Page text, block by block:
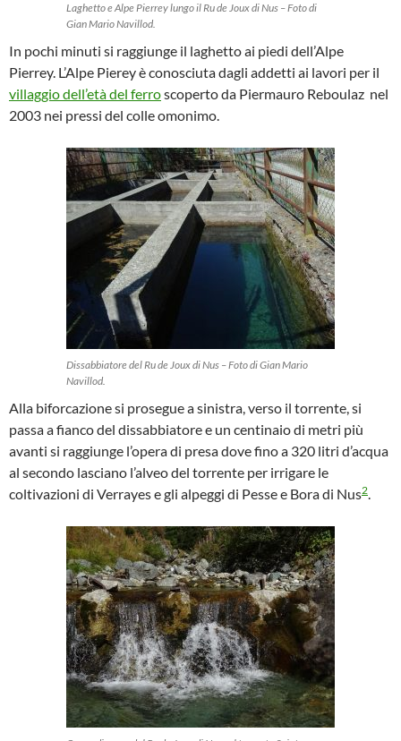
Laghetto e Alpe Pierrey lungo il Ru de Joux di Nus – Foto di
Gian Mario Navillod.
In pochi minuti si raggiunge il laghetto ai piedi dell’Alpe
Pierrey. L’Alpe Pierey è conosciuta dagli addetti ai lavori per il
villaggio dell’età del ferroscoperto da Piermauro Reboulaz nel
2003 nei pressi del colle omonimo.
Dissabbiatore del Ru de Joux di Nus – Foto di Gian Mario
Navillod.
Alla biforcazione si prosegue a sinistra, verso il torrente, si
passa a fianco del dissabbiatore e un centinaio di metri più
avanti si raggiunge l’opera di presa dove fino a 320 litri d’acqua
al secondo lasciano l’alveo del torrente per irrigare le
coltivazioni di Verrayes e gli alpeggi di Pesse e Bora di Nus2.